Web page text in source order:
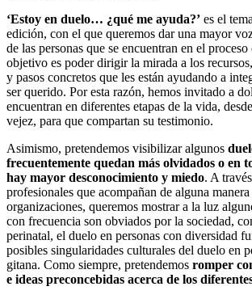
‘Estoy en duelo… ¿qué me ayuda?’ es el
edición, con el que queremos dar una mayor
de las personas que se encuentran en el
objetivo es poder dirigir la mirada a los
y pasos concretos que les están ayudando a
ser querido. Por esta razón, hemos invitado a
encuentran en diferentes etapas de la vida,
vejez, para que compartan su testimonio.
Asimismo, pretendemos visibilizar algunos
frecuentemente quedan más olvidados o en
hay mayor desconocimiento y miedo. A
profesionales que acompañan de alguna
organizaciones, queremos mostrar a la luz
con frecuencia son obviados por la sociedad,
perinatal, el duelo en personas con diversidad
posibles singularidades culturales del duelo en
gitana. Como siempre, pretendemos romper
e ideas preconcebidas acerca de los